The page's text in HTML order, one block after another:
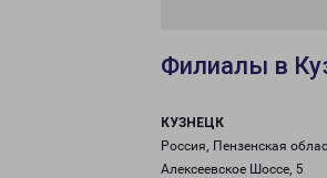
Филиалы в
КУЗНЕЦК
Россия, Пензенская
Алексеевское Шоссе, 5